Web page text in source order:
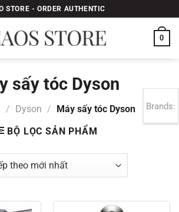
STORE - ORDER AUTHENTIC
0
sấy tóc Dyson
/ Dyson /
Máy sấy tóc Dyson
BỘ LỌC SẢN PHẨM
Brands: